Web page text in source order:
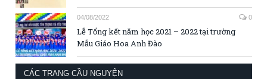
04/08/2022 0
Lễ Tổng kết năm học 2021 – 2022 tại trường
Mẫu Giáo Hoa Anh Đào
CÁC TRANG CẦU NGUYỆN